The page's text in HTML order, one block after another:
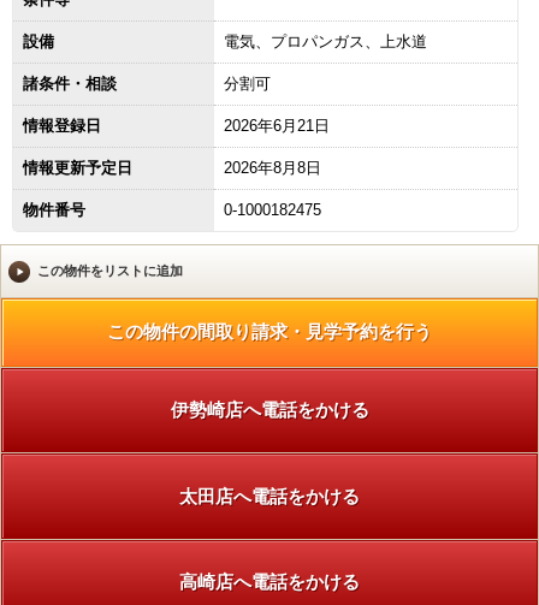
設備 電気、プロパンガス、上水道
諸条件・相談 分割可
情報登録日 2026年6月21日
情報更新予定日 2026年8月8日
物件番号 0-1000182475
伊勢崎店へ電話をかける
太田店へ電話をかける
高崎店へ電話をかける